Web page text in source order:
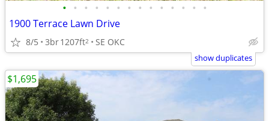
• • • • • • • • • • • • • •
1900 Terrace Lawn Drive
8/5 3br1207ft2 SE OKC
show duplicates
$1,695